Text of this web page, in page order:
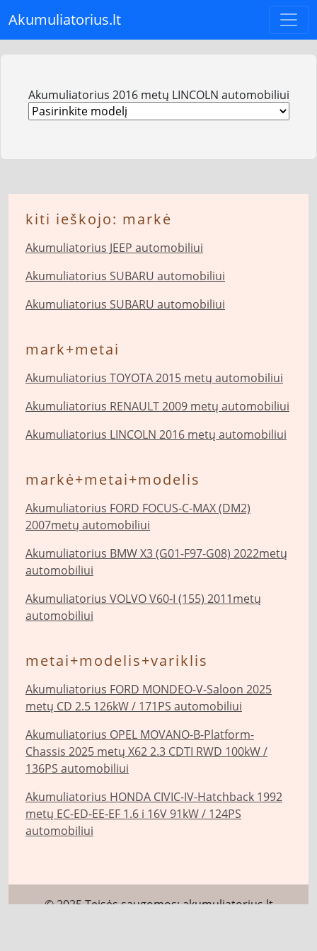
Akumuliatorius.lt
Akumuliatorius 2016 metų LINCOLN automobiliui
kiti ieškojo: markė
Akumuliatorius JEEP automobiliui
Akumuliatorius SUBARU automobiliui
Akumuliatorius SUBARU automobiliui
mark+metai
Akumuliatorius TOYOTA 2015 metų automobiliui
Akumuliatorius RENAULT 2009 metų automobiliui
Akumuliatorius LINCOLN 2016 metų automobiliui
markė+metai+modelis
Akumuliatorius FORD FOCUS-C-MAX (DM2)
2007metų automobiliui
Akumuliatorius BMW X3 (G01-F97-G08) 2022metų
automobiliui
Akumuliatorius VOLVO V60-I (155) 2011metų
automobiliui
metai+modelis+variklis
Akumuliatorius FORD MONDEO-V-Saloon 2025
metų CD 2.5 126kW / 171PS automobiliui
Akumuliatorius OPEL MOVANO-B-Platform-
Chassis 2025 metų X62 2.3 CDTI RWD 100kW /
136PS automobiliui
Akumuliatorius HONDA CIVIC-IV-Hatchback 1992
metų EC-ED-EE-EF 1.6 i 16V 91kW / 124PS
automobiliui
© 2025 Teisės saugomos:akumuliatorius.lt